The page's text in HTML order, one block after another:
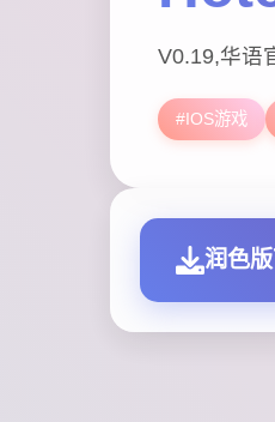
V0.19,华语
#IOS游戏
润色